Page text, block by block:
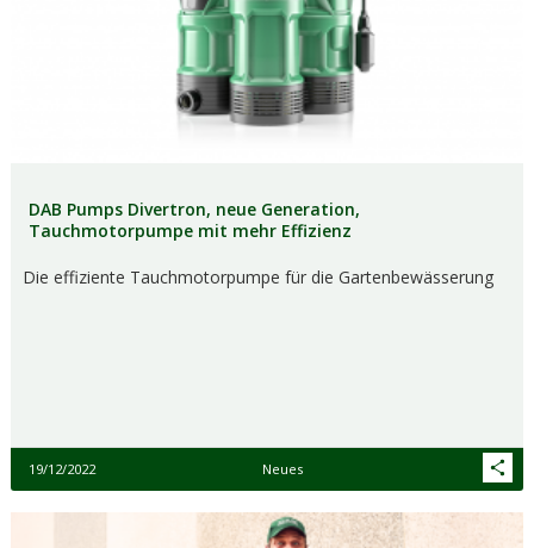
DAB Pumps Divertron, neue Generation,
Tauchmotorpumpe mit mehr Effizienz
Die effiziente Tauchmotorpumpe für die Gartenbewässerung
19/12/2022 Neues